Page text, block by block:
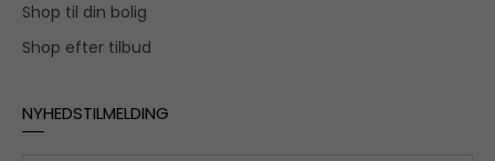
Shop til din bolig
Shop efter tilbud
NYHEDSTILMELDING